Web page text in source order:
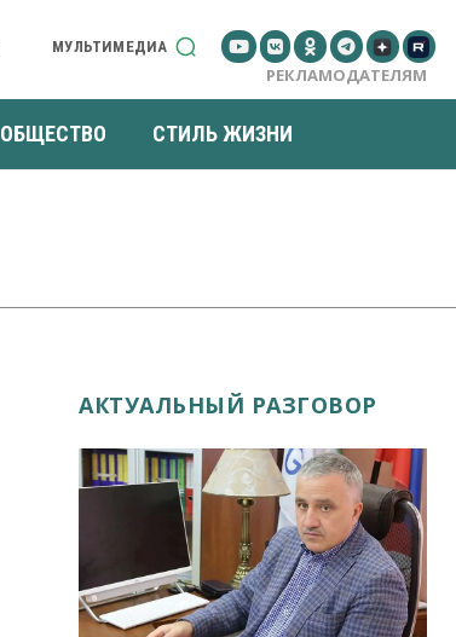
МУЛЬТИМЕДИА
РЕКЛАМОДАТЕЛЯМ
ОБЩЕСТВО СТИЛЬ ЖИЗНИ
АКТУАЛЬНЫЙ РАЗГОВОР